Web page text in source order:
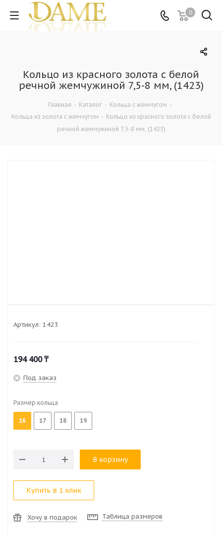
0
Кольцо из красного золота с белой
речной жемчужиной 7,5-8 мм, (1423)
Главная - Каталог - Кольца c жемчугом -
Кольца из золота с жемчугом - Кольцо из красного золота с белой
речной жемчужиной 7,5-8 мм, (1423)
Артикул: 1423
194 400₸
Под заказ
Размер кольца
16 17 18 19
В корзину
Купить в 1 клик
Хочу в подарок Таблица размеров